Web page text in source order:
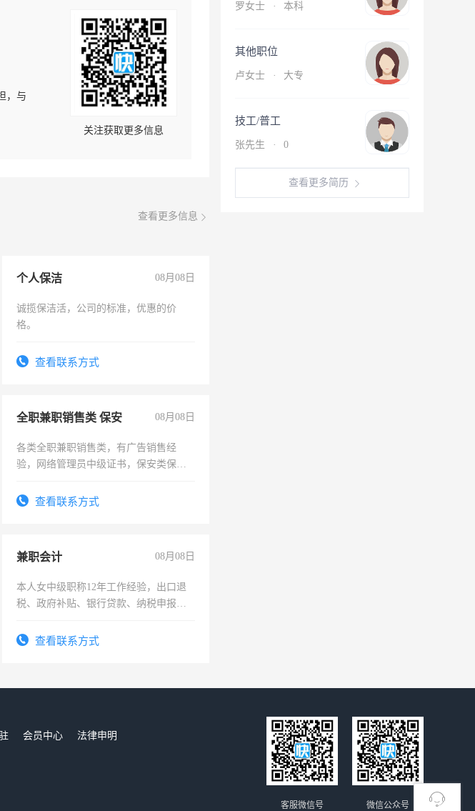
，与
关注获取更多信息
查看更多信息
个人保洁 08月08日
诚揽保洁活，公司的标准，优惠的价
格。
查看联系方式
全职兼职销售类 保安 08月08日
各类全职兼职销售类，有广告销售经
验，网络管理员中级证书，保安类保安
有高低压电工证和十几年工作经验
查看联系方式
兼职会计 08月08日
本人女中级职称12年工作经验，出口退
税、政府补贴、银行贷款、纳税申报、
务，财务咨询等业务。欲求兼职会计工
查看联系方式
罗女士 · 本科
其他职位
卢女士 · 大专
技工/普工
张先生 · 0
查看更多简历
会员中心
法律申明
微信公众号
客服微信号